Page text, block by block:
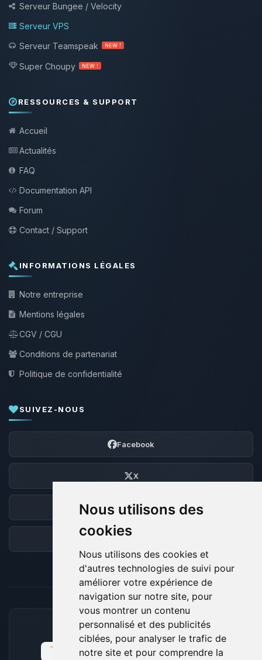
Nous utilisons des
cookies
Nous utilisons des cookies et
d'autres technologies de suivi pour
améliorer votre expérience de
navigation sur notre site, pour
vous montrer un contenu
personnalisé et des publicités
ciblées, pour analyser le trafic de
notre site et pour comprendre la
Serveur Bungee / Velocity
Serveur VPS
Serveur Teamspeak
NEW !
Super Choupy NEW !
RESSOURCES & SUPPORT
Accueil
Actualités
FAQ
Documentation API
Forum
Contact / Support
INFORMATIONS LÉGALES
Notre entreprise
Mentions légales
CGV / CGU
Conditions de partenariat
Politique de confidentialité
SUIVEZ-NOUS
Facebook
X
Discord
Forum
MOYENS DE PAIEMENT ACCEPTÉS